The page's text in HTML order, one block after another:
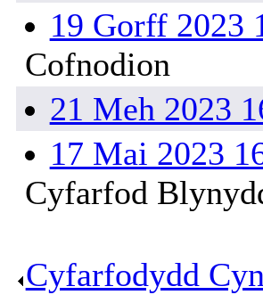
19 Gorff 2023
Cofnodion
21 Meh 2023
17 Mai 2023
Cyfarfod
Cyfarfodydd